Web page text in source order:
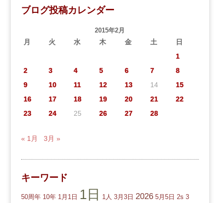
ブログ投稿カレンダー
2015年2月
月 火 水 木 金 土
日
1
2
3 4 5 6 7
8
9
10 11 12 13 14
15
16
17 18 19 20 21
22
23
24 25 26 27 28
« 1月 3月 »
キーワード
50周年 10年 1月1日 1日 1人 3月3日 2026 5月5日 2s 3